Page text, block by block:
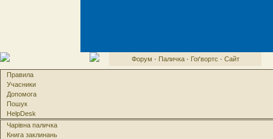
Форум · Паличка· Гоґвортс · Сайт
Правила
Учасники
Допомога
Пошук
HelpDesk
Чарівна паличка
Книга заклинань